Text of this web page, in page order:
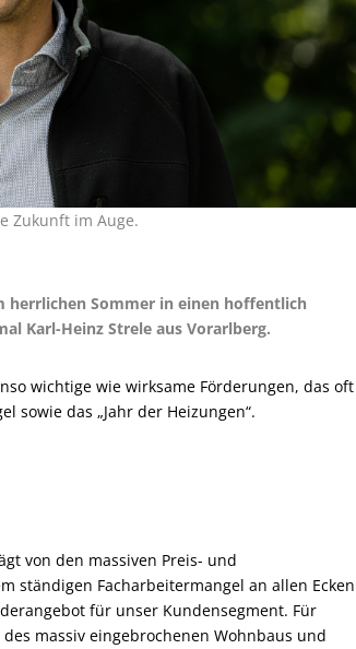
Zukunft im Auge.
Sommer in einen hoffentlich
Karl-Heinz Strele aus Vorarlberg.
wichtige wie wirksame Förderungen, das oft
sowie das „Jahr der Heizungen“.
von den massiven Preis- und
ständigen Facharbeitermangel an allen Ecken
für unser Kundensegment. Für
massiv eingebrochenen Wohnbaus und